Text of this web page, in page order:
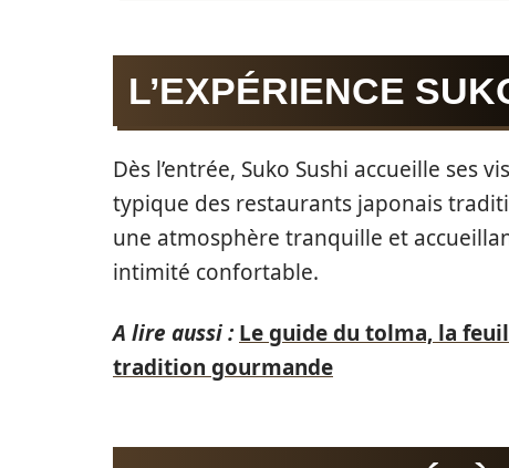
L’EXPÉRIENCE
Dès l’entrée, Suko Sushi accueille ses
typique des restaurants japonais
une atmosphère tranquille et
intimité confortable.
A lire aussi : Le guide du tolma, la
tradition gourmande